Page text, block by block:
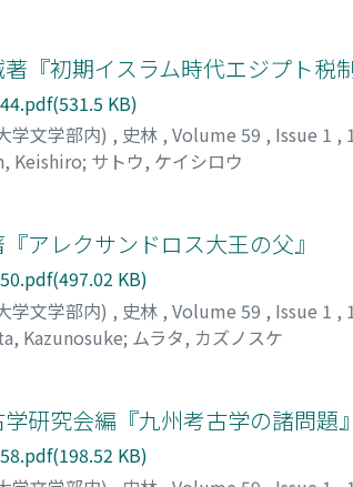
『初期イスラム時代エジプト税
KB)
学文学部内) , 史林 , Volume 59 , Issue 1 ,
Keishiro; サトウ, ケイシロウ
アレクサンドロス大王の父』
KB)
学文学部内) , 史林 , Volume 59 , Issue 1 ,
Kazunosuke; ムラタ, カズノスケ
研究会編『九州考古学の諸問題』
KB)